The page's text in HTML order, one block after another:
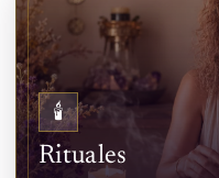
🕯️
Rituales